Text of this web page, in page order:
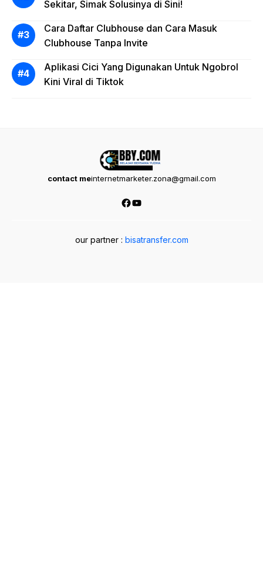
Sekitar, Simak Solusinya di Sini!
Cara Daftar Clubhouse dan Cara Masuk
Clubhouse Tanpa Invite
Aplikasi Cici Yang Digunakan Untuk Ngobrol
Kini Viral di Tiktok
contact meinternetmarketer.zona@gmail.com
Facebook
YouTube
our partner : bisatransfer.com